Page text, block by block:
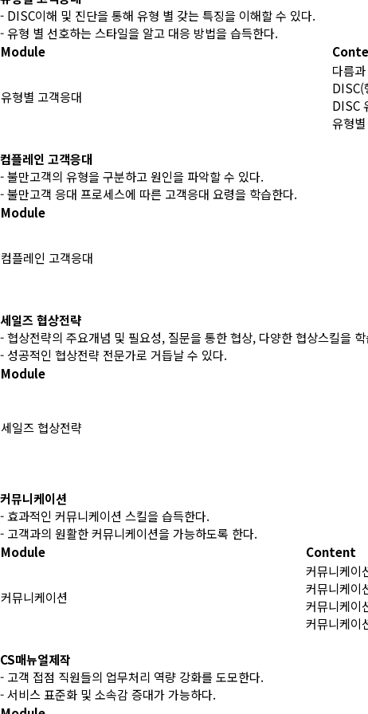
- DISC이해 및 진단을 통해 유형 별 갖는 특징을 이해할 수 있다.
- 유형 별 선호하는 스타일을 알고 대응 방법을 습득한다.
Module
유형별 고객응대
다름
DISC(
DISC
유형
컴플레인 고객응대
- 불만고객의 유형을 구분하고 원인을 파악할 수 있다.
- 불만고객 응대 프로세스에 따른 고객응대 요령을 학습한다.
Module
컴플레인 고객응대
세일즈 협상전략
- 협상전략의 주요개념 및 필요성, 질문을 통한 협상, 다양한 협상스킬을
- 성공적인 협상전략 전문가로 거듭날 수 있다.
Module
세일즈 협상전략
커뮤니케이션
- 효과적인 커뮤니케이션 스킬을 습득한다.
- 고객과의 원활한 커뮤니케이션을 가능하도록 한다.
Module
Content
커뮤니케이션
커뮤니케이
커뮤니케이
커뮤니케이
커뮤니케이
CS매뉴얼제작
- 고객 접점 직원들의 업무처리 역량 강화를 도모한다.
- 서비스 표준화 및 소속감 증대가 가능하다.